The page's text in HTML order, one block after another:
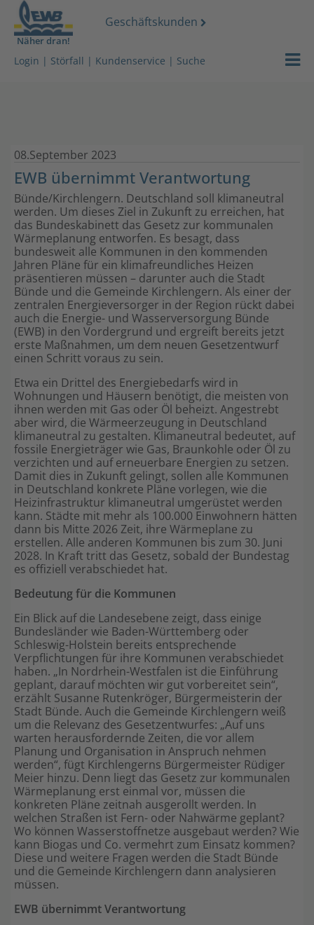
Näher dran!
Geschäftskunden
Login | Störfall | Kundenservice | Suche
08.September 2023
EWB übernimmt Verantwortung
Bünde/Kirchlengern. Deutschland soll klimaneutral
werden. Um dieses Ziel in Zukunft zu erreichen, hat
das Bundeskabinett das Gesetz zur kommunalen
Wärmeplanung entworfen. Es besagt, dass
bundesweit alle Kommunen in den kommenden
Jahren Pläne für ein klimafreundliches Heizen
präsentieren müssen – darunter auch die Stadt
Bünde und die Gemeinde Kirchlengern. Als einer der
zentralen Energieversorger in der Region rückt dabei
auch die Energie- und Wasserversorgung Bünde
(EWB) in den Vordergrund und ergreift bereits jetzt
erste Maßnahmen, um dem neuen Gesetzentwurf
einen Schritt voraus zu sein.
Etwa ein Drittel des Energiebedarfs wird in
Wohnungen und Häusern benötigt, die meisten von
ihnen werden mit Gas oder Öl beheizt. Angestrebt
aber wird, die Wärmeerzeugung in Deutschland
klimaneutral zu gestalten. Klimaneutral bedeutet, auf
fossile Energieträger wie Gas, Braunkohle oder Öl zu
verzichten und auf erneuerbare Energien zu setzen.
Damit dies in Zukunft gelingt, sollen alle Kommunen
in Deutschland konkrete Pläne vorlegen, wie die
Heizinfrastruktur klimaneutral umgerüstet werden
kann. Städte mit mehr als 100.000 Einwohnern hätten
dann bis Mitte 2026 Zeit, ihre Wärmeplane zu
erstellen. Alle anderen Kommunen bis zum 30. Juni
2028. In Kraft tritt das Gesetz, sobald der Bundestag
es offiziell verabschiedet hat.
Bedeutung für die Kommunen
Ein Blick auf die Landesebene zeigt, dass einige
Bundesländer wie Baden-Württemberg oder
Schleswig-Holstein bereits entsprechende
Verpflichtungen für ihre Kommunen verabschiedet
haben. „In Nordrhein-Westfalen ist die Einführung
geplant, darauf möchten wir gut vorbereitet sein“,
erzählt Susanne Rutenkröger, Bürgermeisterin der
Stadt Bünde. Auch die Gemeinde Kirchlengern weiß
um die Relevanz des Gesetzentwurfes: „Auf uns
warten herausfordernde Zeiten, die vor allem
Planung und Organisation in Anspruch nehmen
werden“, fügt Kirchlengerns Bürgermeister Rüdiger
Meier hinzu. Denn liegt das Gesetz zur kommunalen
Wärmeplanung erst einmal vor, müssen die
konkreten Pläne zeitnah ausgerollt werden. In
welchen Straßen ist Fern- oder Nahwärme geplant?
Wo können Wasserstoffnetze ausgebaut werden? Wie
kann Biogas und Co. vermehrt zum Einsatz kommen?
Diese und weitere Fragen werden die Stadt Bünde
und die Gemeinde Kirchlengern dann analysieren
müssen.
EWB übernimmt Verantwortung
Strom
Netz
Services
Über uns
Shop